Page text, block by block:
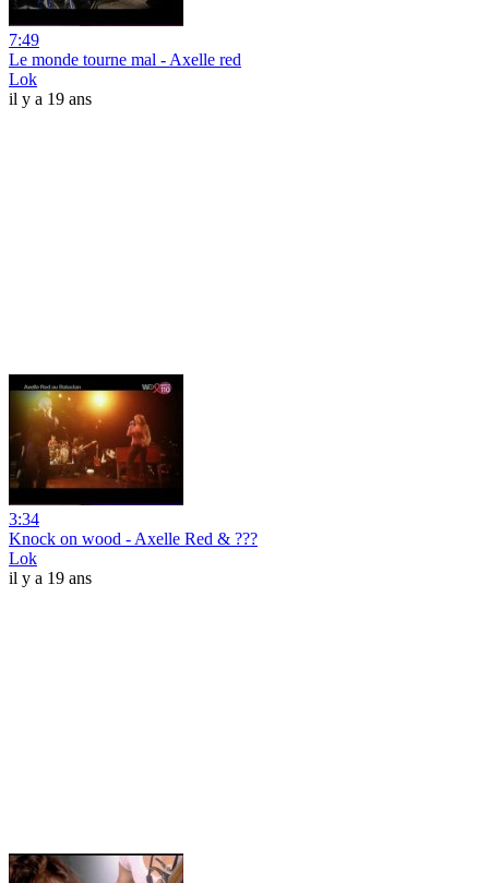
7:49
Le monde tourne mal - Axelle red
Lok
il y a 19 ans
3:34
Knock on wood - Axelle Red & ???
Lok
il y a 19 ans